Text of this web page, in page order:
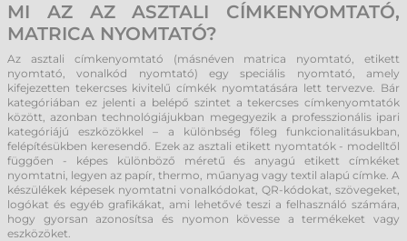
MI AZ AZ ASZTALI CÍMKENYOMTATÓ,
MATRICA NYOMTATÓ?
Az asztali címkenyomtató (másnéven matrica nyomtató, etikett
nyomtató, vonalkód nyomtató) egy speciális nyomtató, amely
kifejezetten tekercses kivitelű címkék nyomtatására lett tervezve. Bár
kategóriában ez jelenti a belépő szintet a tekercses címkenyomtatók
között, azonban technológiájukban megegyezik a professzionális ipari
kategóriájú eszközökkel – a különbség főleg funkcionalitásukban,
felépítésükben keresendő. Ezek az asztali etikett nyomtatók - modelltől
függően - képes különböző méretű és anyagú etikett címkéket
nyomtatni, legyen az papír, thermo, műanyag vagy textil alapú címke. A
készülékek képesek nyomtatni vonalkódokat, QR-kódokat, szövegeket,
logókat és egyéb grafikákat, ami lehetővé teszi a felhasználó számára,
hogy gyorsan azonosítsa és nyomon kövesse a termékeket vagy
eszközöket.